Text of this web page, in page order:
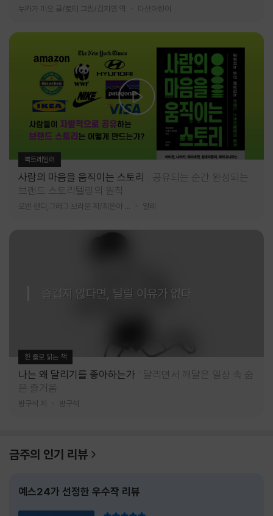
누카가 미오 글/토티 그림/김지영 역 다산어린이
북트레일러
사람의 마음을 움직이는 스토리
공유되는 순간 완성되는
브랜드 스토리텔링의 원칙
알레
즐겁지 않다면, 달릴 이유가 없다
한 줄로 읽는 책
나는 왜 달리기를 좋아하는가
달리면서 깨달은 일상 속 숨
은 즐거움
방구석 저 방구석
금주의 인기 리뷰
예스24가 선정한 우수작 리뷰